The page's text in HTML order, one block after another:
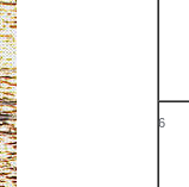
6